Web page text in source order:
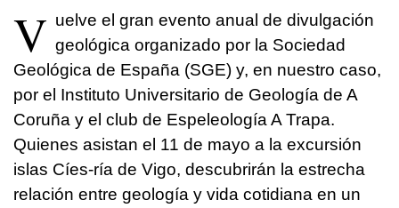
V uelve el gran evento anual de divulgación
geológica organizado por la Sociedad
Geológica de España (SGE) y, en nuestro caso,
por el Instituto Universitario de Geología de A
Coruña y el club de Espeleología A Trapa.
Quienes asistan el 11 de mayo a la excursión
islas Cíes-ría de Vigo, descubrirán la estrecha
relación entre geología y vida cotidiana en un